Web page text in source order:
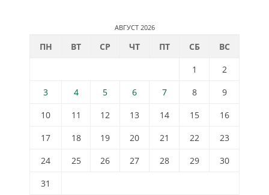
АВГУСТ 2026
ПН ВТ СР ЧТ ПТ СБ
ВС
1
2
3
4 5 6 7 8
9
10
11 12 13 14 15
16
17
18 19 20 21 22
23
24
25 26 27 28 29
30
31